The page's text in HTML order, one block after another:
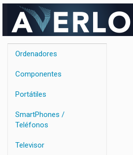
Ordenadores
Componentes
Portátiles
SmartPhones /
Teléfonos
Televisor